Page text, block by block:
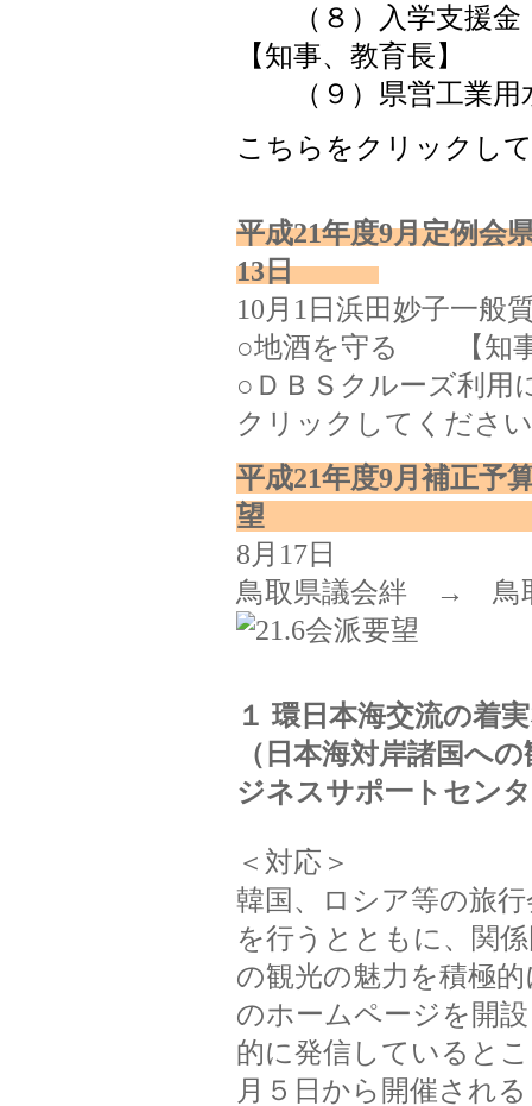
（８）
【知事、教育長】
（９）県営工
こちらをクリックし
平成21年度9月定例
13日
10月1日浜田妙子一般
○地酒を守る 【知
○ＤＢＳクルーズ利
クリックしてくださ
平成21年度9月補正予
8月17日
鳥取県議会絆 → 鳥
１ 環日本海交流の着
（日本海対岸諸国へ
ジネスサポ一トセン
＜対応＞
韓国、ロシア等の旅
を行うとともに、関
の観光の魅力を積極
のホームページを開
的に発信していると
月５日から開催され